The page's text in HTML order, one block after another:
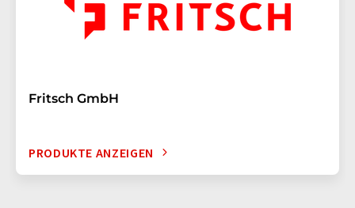
Fritsch GmbH
PRODUKTE ANZEIGEN